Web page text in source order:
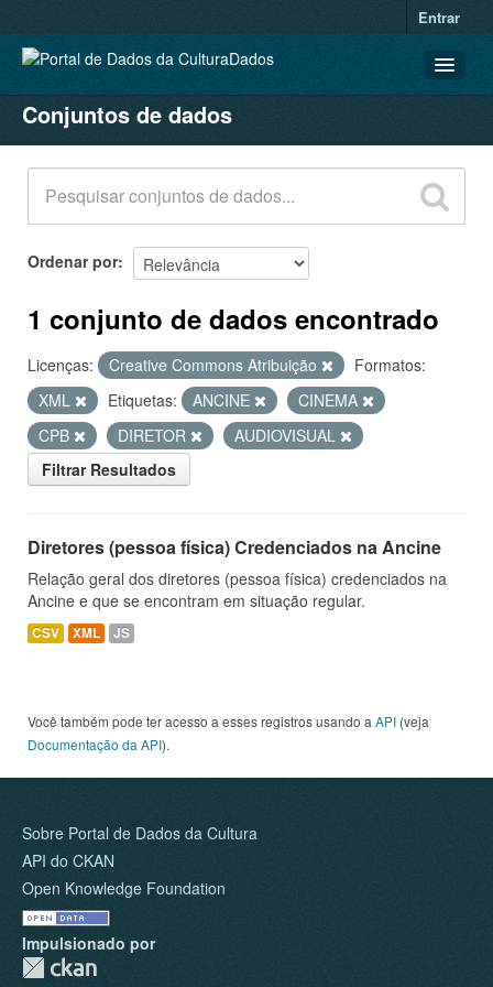
Entrar
CONJUNTOS DE DADOS
ORGANIZAÇÕES
GRUPOS
SOBRE
Conjuntos de dados
Ordenar por
1 conjunto de dados encontrado
Licenças: Creative Commons Atribuição
Formatos:
XML
Etiquetas: ANCINE
CINEMA
CPB
DIRETOR
AUDIOVISUAL
Filtrar Resultados
Diretores (pessoa física) Credenciados na Ancine
Relação geral dos diretores (pessoa física) credenciados na
Ancine e que se encontram em situação regular.
CSV XML JS
Você também pode ter acesso a esses registros usando a API (veja
Documentação da API).
Sobre Portal de Dados da Cultura
API do CKAN
Open Knowledge Foundation
Impulsionado por